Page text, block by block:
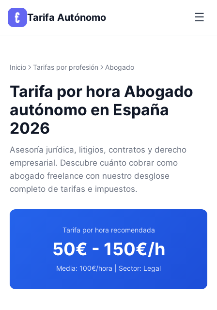
Tarifa Autónomo ☰
Inicio Tarifas por profesión Abogado
Tarifa por hora Abogado
autónomo en España
2026
Asesoría jurídica, litigios, contratos y derecho
empresarial. Descubre cuánto cobrar como
abogado freelance con nuestro desglose
completo de tarifas e impuestos.
Tarifa por hora recomendada
50€ - 150€/h
Media: 100€/hora | Sector: Legal